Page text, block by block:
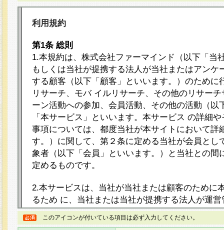
利用規約
第1条 総則
1.本規約は、株式会社ファーマインド（以下「当
もしくは当社が提携する法人が当社またはアンケ
する顧客（以下「顧客」といいます。）のために
リサーチ、モバ イルリサーチ、その他のリサー
ーン活動への参加、会員活動、その他の活動（以
「本サービス」といいます。本サービス の詳細
事項については、都度当社が本サイトにおいて詳
す。）に関して、第２条に定める当社が会員とし
象者（以下「会員」といいます。）と当社との間
定めるものです。
2.本サービスは、当社が当社または顧客のために
るため に、当社または当社が提携する法人が運
ト（以下「本サイト」といいます。）上に本サー
ージを設け、会員がアンケー ト調査に回答する
このアイコンが付いている項目は必ず入力してください。